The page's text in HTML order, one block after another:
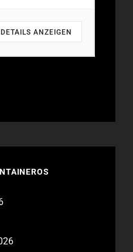
DETAILS ANZEIGEN